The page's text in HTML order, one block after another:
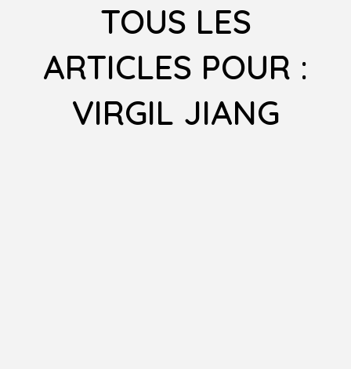
TOUS LES
ARTICLES POUR :
VIRGIL JIANG